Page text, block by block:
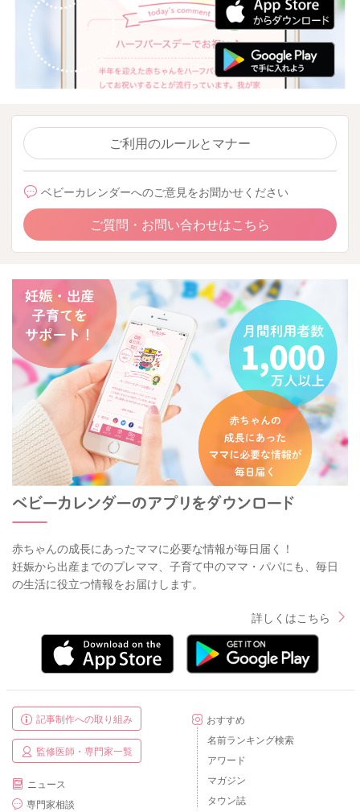
ご利用のルールとマナー
ベビーカレンダーへのご意見をお聞かせください
ご質問・お問い合わせはこちら
赤ちゃんの成長にあったママに必要な情報が毎日届く！
妊娠から出産までのプレママ、子育て中のママ・パパにも、毎日
の生活に役立つ情報をお届けします。
詳しくはこちら
記事制作への取り組み
監修医師・専門家一覧
ニュース
専門家相談
おすすめ
名前ランキング検索
アワード
マガジン
タウン誌